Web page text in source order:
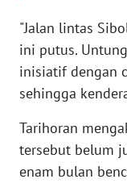
"Jalan lintas
ini putus.
inisiatif dengan
sehingga
Tarihoran
tersebut belum
enam bulan
SULTRA
WN
NTB
WN
SULTENG